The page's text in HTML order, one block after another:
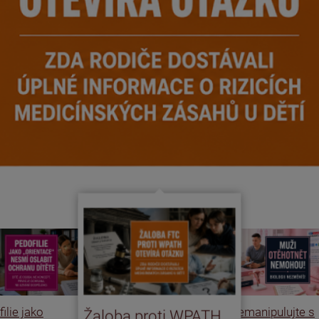
jako
Nemanipulujte s